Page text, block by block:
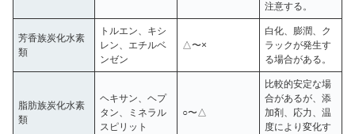
注意する。
芳香族炭化水素
類
トルエン、キシ
レン、エチルベ
ンゼン
△〜×
白化、膨潤、ク
ラックが発生す
る場合がある。
脂肪族炭化水素
類
ヘキサン、ヘプ
タン、ミネラル
スピリット
○〜△
比較的安定な場
合があるが、添
加剤、応力、温
度により変化す